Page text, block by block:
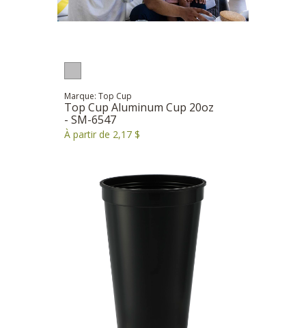
Marque: Top Cup
Top Cup Aluminum Cup 20oz
- SM-6547
À partir de 2,17 $